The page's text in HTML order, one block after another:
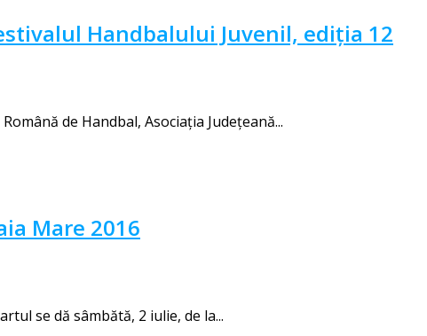
Handbalului Juvenil, ediția 12
de Handbal, Asociația Județeană...
Mare 2016
se dă sâmbătă, 2 iulie, de la...